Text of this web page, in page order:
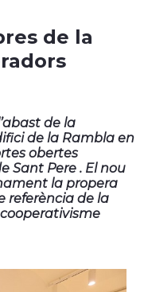
de la
de la
de la Rambla en
obertes
Sant Pere . El nou
la propera
referència de la
cooperativisme